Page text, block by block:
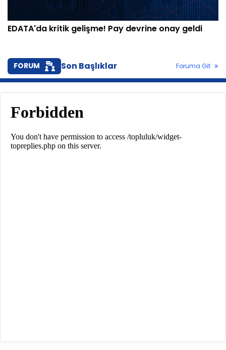
EDATA'da kritik gelişme! Pay devrine onay geldi
FORUM Son Başlıklar Foruma Git